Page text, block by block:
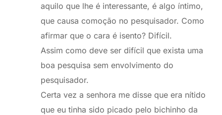
aquilo que lhe é interessante, é algo íntimo,
que causa comoção no pesquisador. Como
afirmar que o cara é isento? Difícil.
Assim como deve ser difícil que exista uma
boa pesquisa sem envolvimento do
pesquisador.
Certa vez a senhora me disse que era nítido
que eu tinha sido picado pelo bichinho da